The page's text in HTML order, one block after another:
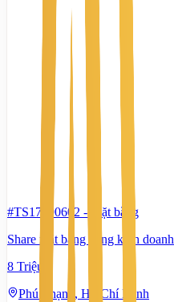
#TS17290602 -
Mặt bằng
Share mặt bằng cùng kinh doanh
8 Triệu
Phú Thạnh, Hồ Chí Minh